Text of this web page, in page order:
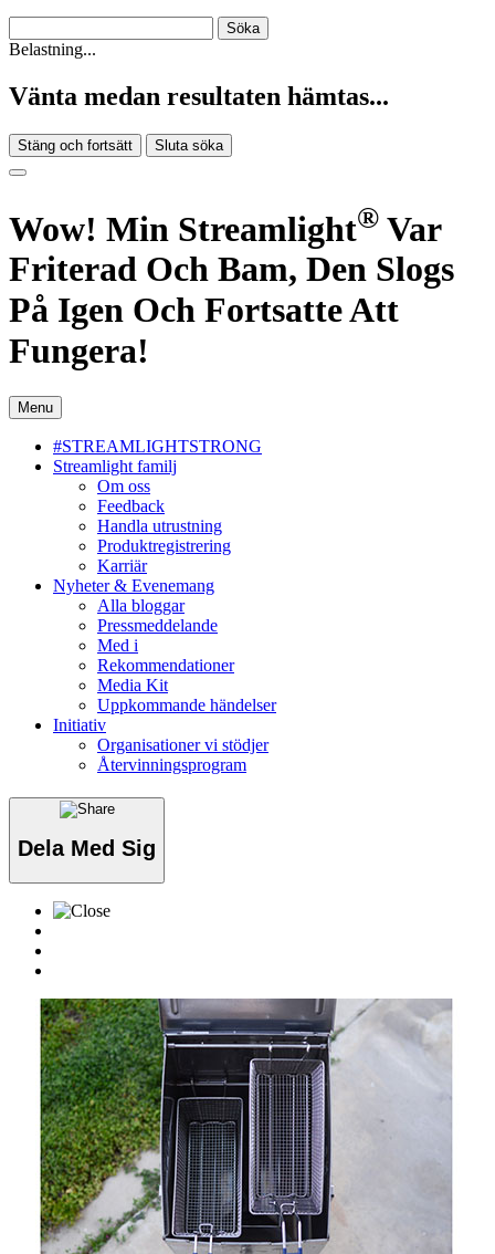
Belastning...
Vänta medan resultaten hämtas...
Stäng och fortsätt Sluta söka
Wow! Min Streamlight® Var
Friterad Och Bam, Den Slogs
På Igen Och Fortsatte Att
Fungera!
Menu
#STREAMLIGHTSTRONG
Streamlight familj
Om oss
Feedback
Handla utrustning
Produktregistrering
Karriär
Nyheter & Evenemang
Alla bloggar
Pressmeddelande
Med i
Rekommendationer
Media Kit
Uppkommande händelser
Initiativ
Organisationer vi stödjer
Återvinningsprogram
Dela Med Sig